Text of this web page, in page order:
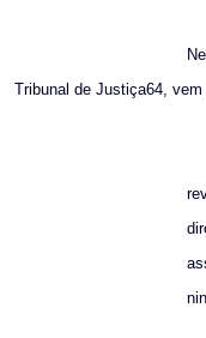
Tribunal de Justiça64,